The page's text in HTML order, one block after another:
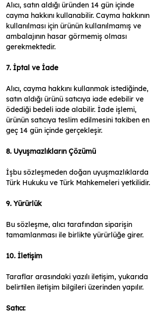
Alıcı, satın aldığı üründen 14 gün içinde
cayma hakkını kullanabilir. Cayma hakkının
kullanılması için ürünün kullanılmamış ve
ambalajının hasar görmemiş olması
gerekmektedir.
7. İptal ve İade
Alıcı, cayma hakkını kullanmak istediğinde,
satın aldığı ürünü satıcıya iade edebilir ve
ödediği bedeli iade alabilir. İade işlemi,
ürünün satıcıya teslim edilmesini takiben en
geç 14 gün içinde gerçekleşir.
8. Uyuşmazlıkların Çözümü
İşbu sözleşmeden doğan uyuşmazlıklarda
Türk Hukuku ve Türk Mahkemeleri yetkilidir.
9. Yürürlük
Bu sözleşme, alıcı tarafından siparişin
tamamlanması ile birlikte yürürlüğe girer.
10. İletişim
Taraflar arasındaki yazılı iletişim, yukarıda
belirtilen iletişim bilgileri üzerinden yapılır.
Satıcı: